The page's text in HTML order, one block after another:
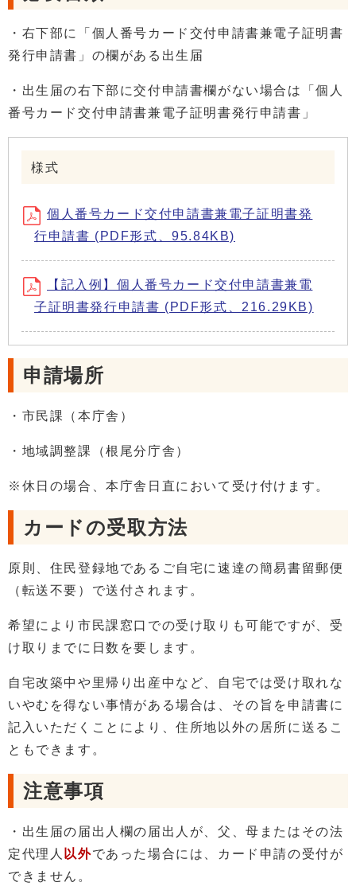
・右下部に「個人番号カード交付申請書兼電子証明書
発行申請書」の欄がある出生届
・出生届の右下部に交付申請書欄がない場合は「個人
番号カード交付申請書兼電子証明書発行申請書」
様式
個人番号カード交付申請書兼電子証明書発
行申請書 (PDF形式、95.84KB)
【記入例】個人番号カード交付申請書兼電
子証明書発行申請書 (PDF形式、216.29KB)
申請場所
・市民課（本庁舎）
・地域調整課（根尾分庁舎）
※休日の場合、本庁舎日直において受け付けます。
カードの受取方法
原則、住民登録地であるご自宅に速達の簡易書留郵便
（転送不要）で送付されます。
希望により市民課窓口での受け取りも可能ですが、受
け取りまでに日数を要します。
自宅改築中や里帰り出産中など、自宅では受け取れな
いやむを得ない事情がある場合は、その旨を申請書に
記入いただくことにより、住所地以外の居所に送るこ
ともできます。
注意事項
・出生届の届出人欄の届出人が、父、母またはその法
定代理人 以外であった場合には、カード申請の受付が
できません。